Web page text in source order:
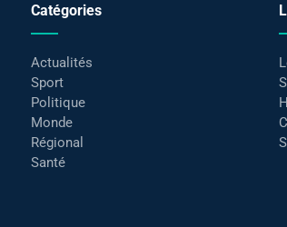
Catégories
Actualités
Sport
Politique
Monde
Régional
Santé